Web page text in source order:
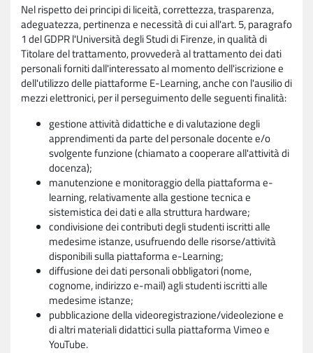
Nel rispetto dei principi di liceità, correttezza, trasparenza,
adeguatezza, pertinenza e necessità di cui all'art. 5, paragrafo
1 del GDPR l'Università degli Studi di Firenze, in qualità di
Titolare del trattamento, provvederà al trattamento dei dati
personali forniti dall'interessato al momento dell'iscrizione e
dell'utilizzo delle piattaforme E-Learning, anche con l'ausilio di
mezzi elettronici, per il perseguimento delle seguenti finalità:
gestione attività didattiche e di valutazione degli
apprendimenti da parte del personale docente e/o
svolgente funzione (chiamato a cooperare all'attività di
docenza);
manutenzione e monitoraggio della piattaforma e-
learning, relativamente alla gestione tecnica e
sistemistica dei dati e alla struttura hardware;
condivisione dei contributi degli studenti iscritti alle
medesime istanze, usufruendo delle risorse/attività
disponibili sulla piattaforma e-Learning;
diffusione dei dati personali obbligatori (nome,
cognome, indirizzo e-mail) agli studenti iscritti alle
medesime istanze;
pubblicazione della videoregistrazione/videolezione e
di altri materiali didattici sulla piattaforma Vimeo e
YouTube.